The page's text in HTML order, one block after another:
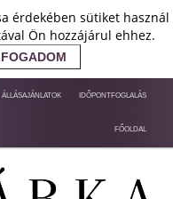
érdekében sütiket használ
Ön hozzájárul ehhez.
IDŐPONTFOGLALÁS
ÁLLÁSAJÁNLATOK
FŐOLDAL